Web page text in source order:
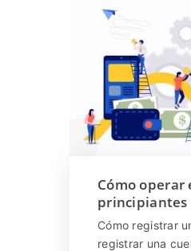
Cómo operar
principiantes
Cómo registrar
registrar una